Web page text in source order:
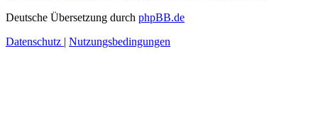
Deutsche Übersetzung durch phpBB.de
Datenschutz | Nutzungsbedingungen